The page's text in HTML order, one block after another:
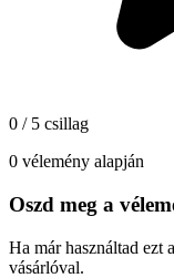
0 / 5 csillag
0 vélemény alapján
Oszd meg a
Ha már használtad ezt
vásárlóval.